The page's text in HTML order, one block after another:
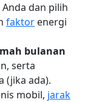
Anda dan pilih
faktor energi
bulanan
serta
(jika ada).
mobil, jarak